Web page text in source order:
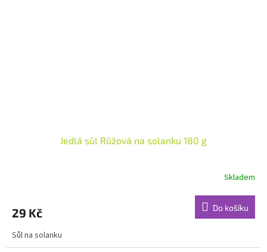
Jedlá sůl Růžová na solanku 180 g
Skladem
29 Kč Do košíku
Sůl na solanku